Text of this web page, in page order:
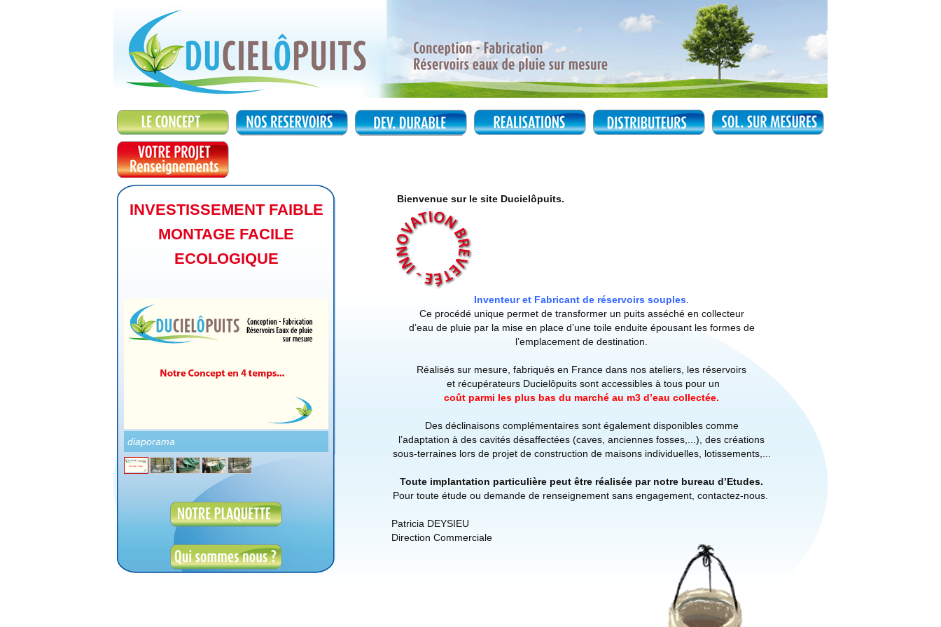
INVESTISSEMENT FAIBLE
MONTAGE FACILE
ECOLOGIQUE
diaporama 1- Puits asséché
Bienvenue sur le site Ducielôpuits.
Inventeur et Fabricant de réservoirs souples
Ce procédé unique permet de transformer un puits asséché en collecteur
d’eau de pluie par la mise en place d’une toile enduite épousant les formes de
l’emplacement de destination.
Réalisés sur mesure, fabriqués en France dans nos ateliers, les réservoirs
et récupérateurs Ducielôpuits sont accessibles à tous pour un
coût parmi les plus bas du marché au m3 d’eau collectée.
Des déclinaisons complémentaires sont également disponibles comme
l’adaptation à des cavités désaffectées (caves, anciennes fosses,...), des créations
sous-terraines lors de projet de construction de maisons individuelles, lotissements,...
Toute implantation particulière peut être réalisée par notre bureau d’Etudes.
Pour toute étude ou demande de renseignement sans engagement, contactez-nous.
Patricia DEYSIEU
Direction Commerciale